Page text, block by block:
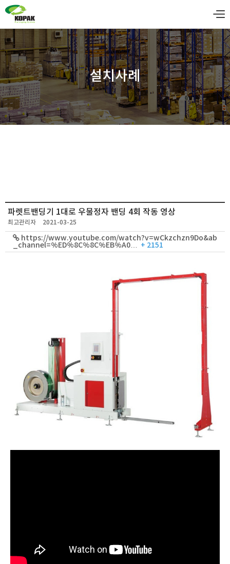
설치사례
파렛트밴딩기 1대로 우물정자 밴딩 4회 작동 영상
최고관리자 2021-03-25
https://www.youtube.com/watch?v=wCkzchzn9Do&ab
_channel=%ED%8C%8C%EB%A0… + 2151